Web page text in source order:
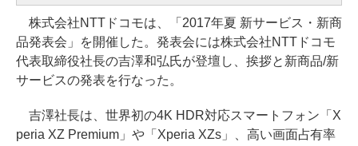
株式会社NTTドコモは、「2017年夏 新サービス・新商
品発表会」を開催した。発表会には株式会社NTTドコモ
代表取締役社長の吉澤和弘氏が登壇し、挨拶と新商品/新
サービスの発表を行なった。
吉澤社長は、世界初の4K HDR対応スマートフォン「X
peria XZ Premium」や「Xperia XZs」、高い画面占有率